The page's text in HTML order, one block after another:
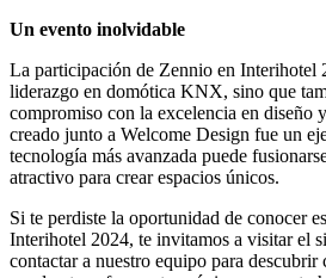
Un evento inolvidable
La participación de Zennio en Interihotel
liderazgo en domótica KNX, sino que
compromiso con la excelencia en diseño
creado junto a Welcome Design fue un
tecnología más avanzada puede
atractivo para crear espacios únicos.
Si te perdiste la oportunidad de conocer
Interihotel 2024, te invitamos a visitar el
contactar a nuestro equipo para descubrir